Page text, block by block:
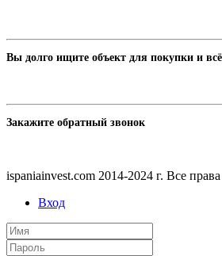
Вы долго ищите объект для покупки и
Закажите обратный звонок
ispaniainvest.com 2014-2024 г. Все
Вход